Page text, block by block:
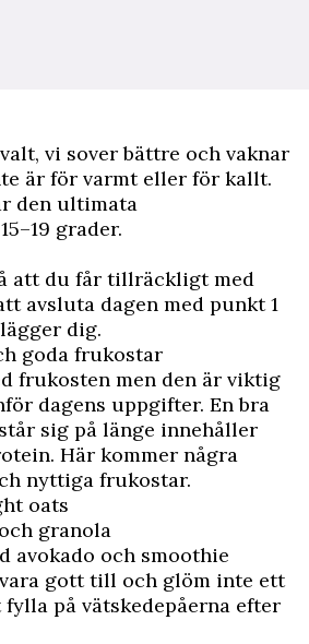
vi sover bättre och vaknar
är för varmt eller för kallt.
den ultimata
grader.
att du får tillräckligt med
avsluta dagen med punkt 1
dig.
goda frukostar
frukosten men den är viktig
dagens uppgifter. En bra
sig på länge innehåller
Här kommer några
nyttiga frukostar.
oats
granola
avokado och smoothie
gott till och glöm inte ett
på vätskedepåerna efter